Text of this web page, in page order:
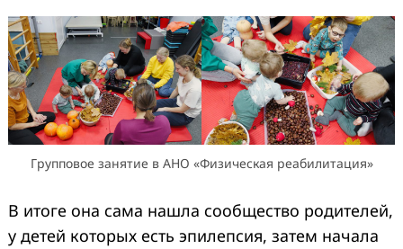
Групповое занятие в АНО «Физическая реабилитация»
В итоге она сама нашла сообщество родителей,
у детей которых есть эпилепсия, затем начала